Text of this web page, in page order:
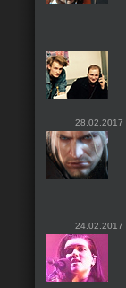
28.02.2017
24.02.2017